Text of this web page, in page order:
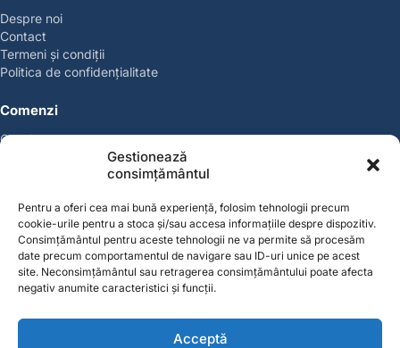
Gestionează
consimțământul
Pentru a oferi cea mai bună experiență, folosim tehnologii precum
cookie-urile pentru a stoca și/sau accesa informațiile despre dispozitiv.
Consimțământul pentru aceste tehnologii ne va permite să procesăm
date precum comportamentul de navigare sau ID-uri unice pe acest
site. Neconsimțământul sau retragerea consimțământului poate afecta
negativ anumite caracteristici și funcții.
Acceptă
Despre noi
Contact
Termeni și condiții
Politica de confidențialitate
Comenzi
Coșul meu
Cont
Contul meu
Favorite
Magazin